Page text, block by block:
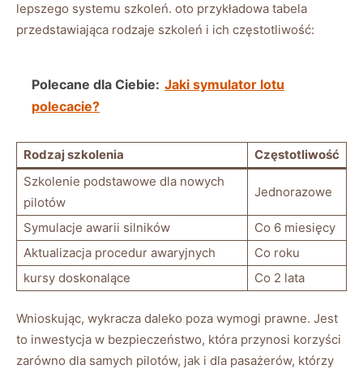
lepszego systemu⁤ szkoleń. ‌oto przykładowa ⁣tabela
przedstawiająca rodzaje szkoleń i ich częstotliwość:
Polecane dla Ciebie: Jaki symulator lotu
polecacie?
Rodzaj szkolenia
Częstotliwość
Szkolenie podstawowe​ dla nowych
pilotów
Jednorazowe
Symulacje awarii silników
Co 6 ⁤miesięcy
Aktualizacja procedur awaryjnych
Co roku
kursy doskonalące
Co ⁣2 ⁣lata
Wnioskując, wykracza daleko poza wymogi prawne. Jest
to inwestycja w bezpieczeństwo, ⁤która przynosi korzyści
zarówno dla samych pilotów, jak i dla pasażerów, którzy